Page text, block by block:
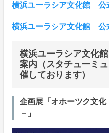
横浜ユーラシア文化館 公
横浜ユーラシア文化館 公
横浜ユーラシア文化
案内（スタチューミ
催しております）
企画展「オホーツク文
－」